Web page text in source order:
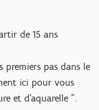
de 15 ans
pas dans le
ici pour vous
et d'aquarelle ".